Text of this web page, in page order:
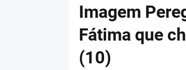
Imagem
Fátima que
(10)